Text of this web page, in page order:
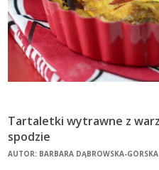
Tartaletki wytrawne z
spodzie
AUTOR: BARBARA DĄBROWSKA-GÓRSKA